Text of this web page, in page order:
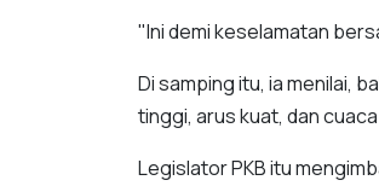
"Ini demi keselamatan
Di samping itu, ia menilai,
tinggi, arus kuat, dan
Legislator PKB itu